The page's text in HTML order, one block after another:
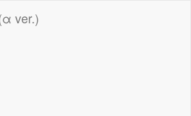
ver.)